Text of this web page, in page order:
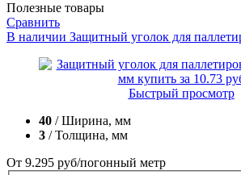
Полезные товары
Сравнить
В наличии Защитный уголок для
Быстрый просмотр
40 / Ширина, мм
3 / Толщина, мм
От 9.295 руб/погонный метр